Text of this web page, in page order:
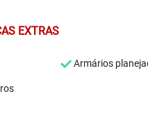
EXTRAS
Armários